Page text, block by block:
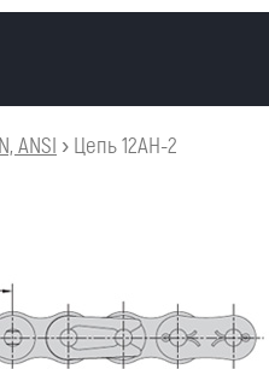
ANSI › Цепь 12AH-2